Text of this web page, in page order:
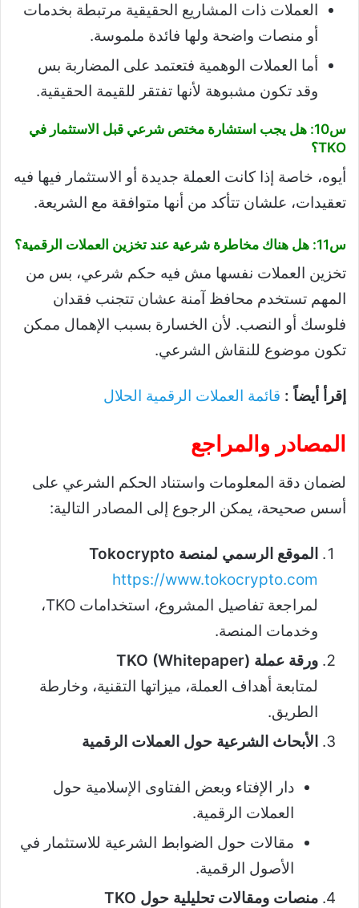
العملات ذات المشاريع الحقيقية مرتبطة بخدمات
أو منصات واضحة ولها فائدة ملموسة.
أما العملات الوهمية فتعتمد على المضاربة بس
وقد تكون مشبوهة لأنها تفتقر للقيمة الحقيقية.
س10: هل يجب استشارة مختص شرعي قبل الاستثمار في
TKO؟
أيوه، خاصة إذا كانت العملة جديدة أو الاستثمار فيها فيه
تعقيدات، علشان تتأكد من أنها متوافقة مع الشريعة.
س11: هل هناك مخاطرة شرعية عند تخزين العملات الرقمية؟
تخزين العملات نفسها مش فيه حكم شرعي، بس من
المهم تستخدم محافظ آمنة عشان تتجنب فقدان
فلوسك أو النصب. لأن الخسارة بسبب الإهمال ممكن
تكون موضوع للنقاش الشرعي.
إقرأ أيضاً : قائمة العملات الرقمية الحلال
المصادر والمراجع
لضمان دقة المعلومات واستناد الحكم الشرعي على
أسس صحيحة، يمكن الرجوع إلى المصادر التالية:
الموقع الرسمي لمنصة Tokocrypto
https://www.tokocrypto.com
لمراجعة تفاصيل المشروع، استخدامات TKO،
وخدمات المنصة.
ورقة عملة TKO (Whitepaper)
لمتابعة أهداف العملة، ميزاتها التقنية، وخارطة
الطريق.
الأبحاث الشرعية حول العملات الرقمية
دار الإفتاء وبعض الفتاوى الإسلامية حول
العملات الرقمية.
مقالات حول الضوابط الشرعية للاستثمار في
الأصول الرقمية.
منصات ومقالات تحليلية حول TKO